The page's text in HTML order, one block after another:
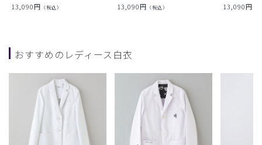
13,090円 （税込） 13,090円 （税込） 13,090円
おすすめのレディース白衣